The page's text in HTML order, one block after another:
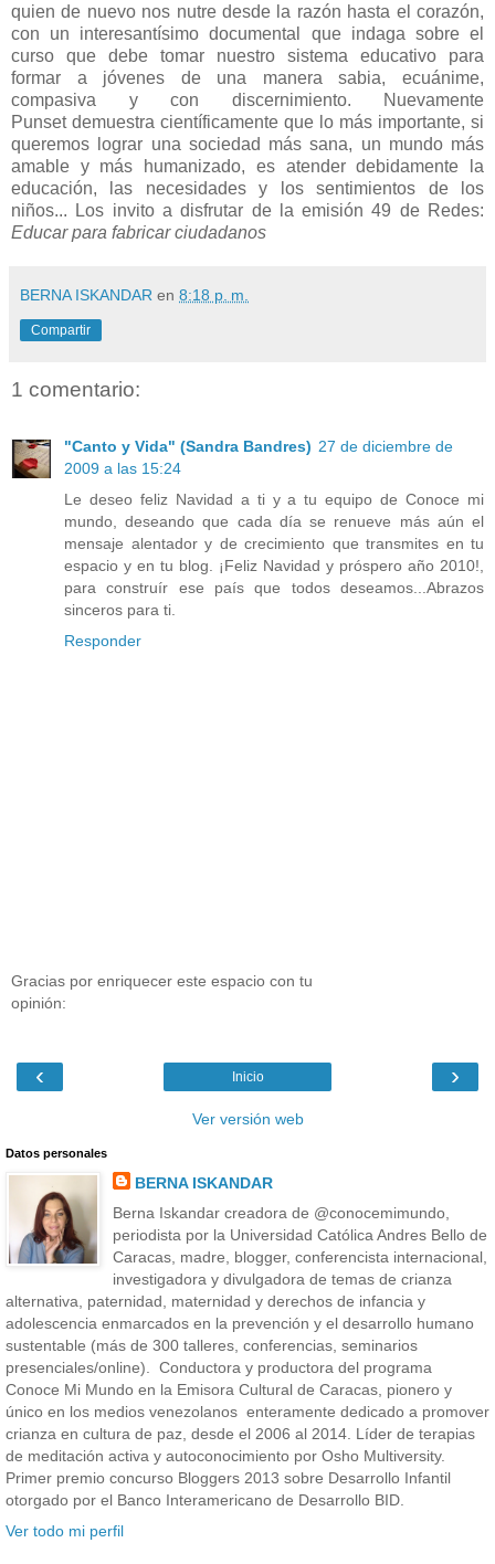
quien de nuevo nos nutre desde la razón hasta el corazón,
con un interesantísimo documental que indaga sobre el
curso que debe tomar nuestro sistema educativo para
formar a jóvenes de una manera sabia, ecuánime,
compasiva y con discernimiento. Nuevamente
Punset demuestra científicamente que lo más importante, si
queremos lograr una sociedad más sana, un mundo más
amable y más humanizado, es atender debidamente la
educación, las necesidades y los sentimientos de los
niños... Los invito a disfrutar de la emisión 49 de Redes:
Educar para fabricar ciudadanos
BERNA ISKANDAR en 8:18 p. m.
Compartir
1 comentario:
"Canto y Vida" (Sandra Bandres) 27 de diciembre de
2009 a las 15:24
Le deseo feliz Navidad a ti y a tu equipo de Conoce mi
mundo, deseando que cada día se renueve más aún el
mensaje alentador y de crecimiento que transmites en tu
espacio y en tu blog. ¡Feliz Navidad y próspero año 2010!,
para construír ese país que todos deseamos...Abrazos
sinceros para ti.
Responder
Gracias por enriquecer este espacio con tu
opinión:
‹ ›
Inicio
Ver versión web
Datos personales
BERNA ISKANDAR
Berna Iskandar creadora de @conocemimundo,
periodista por la Universidad Católica Andres Bello de
Caracas, madre, blogger, conferencista internacional,
investigadora y divulgadora de temas de crianza
alternativa, paternidad, maternidad y derechos de infancia y
adolescencia enmarcados en la prevención y el desarrollo humano
sustentable (más de 300 talleres, conferencias, seminarios
presenciales/online). Conductora y productora del programa
Conoce Mi Mundo en la Emisora Cultural de Caracas, pionero y
único en los medios venezolanos enteramente dedicado a promover
crianza en cultura de paz, desde el 2006 al 2014. Líder de terapias
de meditación activa y autoconocimiento por Osho Multiversity.
Primer premio concurso Bloggers 2013 sobre Desarrollo Infantil
otorgado por el Banco Interamericano de Desarrollo BID.
Ver todo mi perfil